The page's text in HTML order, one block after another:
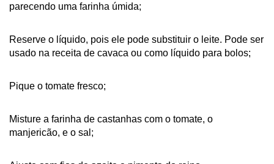
parecendo uma farinha úmida;
Reserve o líquido, pois ele pode substituir o leite. Pode ser
usado na receita de cavaca ou como líquido para bolos;
Pique o tomate fresco;
Misture a farinha de castanhas com o tomate, o
manjericão, e o sal;